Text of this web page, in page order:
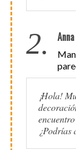
2. Anna
¡Hola!
¿Podrías